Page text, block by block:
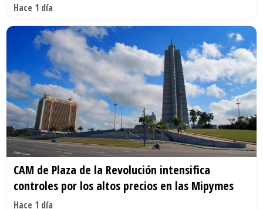
Hace 1 día
CAM de Plaza de la Revolución intensifica
controles por los altos precios en las Mipymes
Hace 1 día